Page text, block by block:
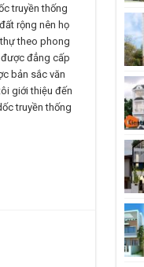
truyền thống
rộng nên họ
theo phong
đẳng cấp
bản sắc văn
giới thiệu đến
truyền thống